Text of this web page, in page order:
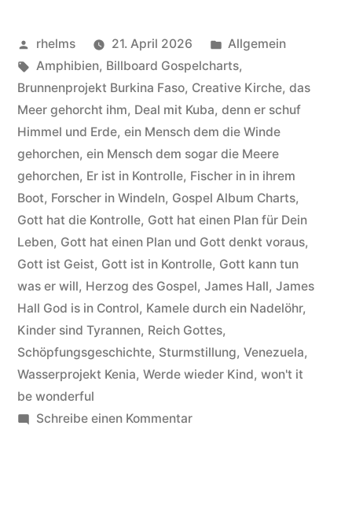
Praise
–
Hintergründe
zum
Titel
God
is
in
controll“
Veröffentlicht
von
rhelms 21. April 2026
Veröffentlicht
unter
Allgemein
Schlagwörter:
Amphibien, Billboard Gospelcharts,
Brunnenprojekt Burkina Faso, Creative Kirche, das
Meer gehorcht ihm, Deal mit Kuba, denn er schuf
Himmel und Erde, ein Mensch dem die Winde
gehorchen, ein Mensch dem sogar die Meere
gehorchen, Er ist in Kontrolle, Fischer in in ihrem
Boot, Forscher in Windeln, Gospel Album Charts,
Gott hat die Kontrolle, Gott hat einen Plan für Dein
Leben, Gott hat einen Plan und Gott denkt voraus,
Gott ist Geist, Gott ist in Kontrolle, Gott kann tun
was er will, Herzog des Gospel, James Hall, James
Hall God is in Control, Kamele durch ein Nadelöhr,
Kinder sind Tyrannen, Reich Gottes,
Schöpfungsgeschichte, Sturmstillung, Venezuela,
Wasserprojekt Kenia, Werde wieder Kind, won't it
be wonderful
Schreibe einen Kommentarzu